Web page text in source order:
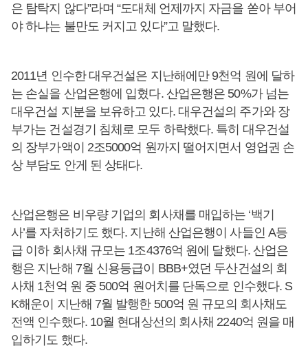
은 탐탁지 않다”라며 “도대체 언제까지 자금을 쏟아 부어
야 하냐는 불만도 커지고 있다”고 말했다.
2011년 인수한 대우건설은 지난해에만 9천억 원에 달하
는 손실을 산업은행에 입혔다. 산업은행은 50%가 넘는
대우건설 지분을 보유하고 있다. 대우건설의 주가와 장
부가는 건설경기 침체로 모두 하락했다. 특히 대우건설
의 장부가액이 2조5000억 원까지 떨어지면서 영업권 손
상 부담도 안게 된 상태다.
산업은행은 비우량 기업의 회사채를 매입하는 ‘백기
사’를 자처하기도 했다. 지난해 산업은행이 사들인 A등
급 이하 회사채 규모는 1조4376억 원에 달했다. 산업은
행은 지난해 7월 신용등급이 BBB+였던 두산건설의 회
사채 1천억 원 중 500억 원어치를 단독으로 인수했다. S
K해운이 지난해 7월 발행한 500억 원 규모의 회사채도
전액 인수했다. 10월 현대상선의 회사채 2240억 원을 매
입하기도 했다.